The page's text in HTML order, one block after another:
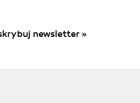
newsletter »